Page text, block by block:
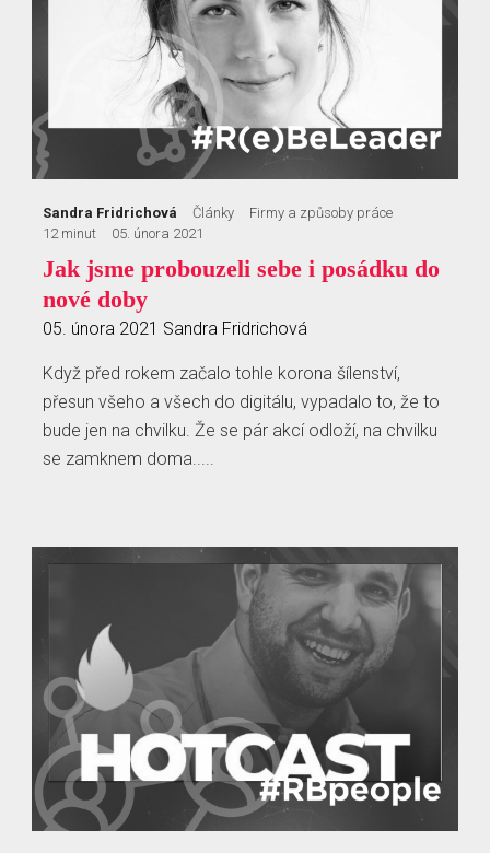
Sandra Fridrichová Články
Firmy a způsoby práce
12 minut
05. února 2021
Jak jsme probouzeli sebe i posádku do
nové doby
05. února 2021 Sandra Fridrichová
Když před rokem začalo tohle korona šílenství,
přesun všeho a všech do digitálu, vypadalo to, že to
bude jen na chvilku. Že se pár akcí odloží, na chvilku
se zamknem doma.....